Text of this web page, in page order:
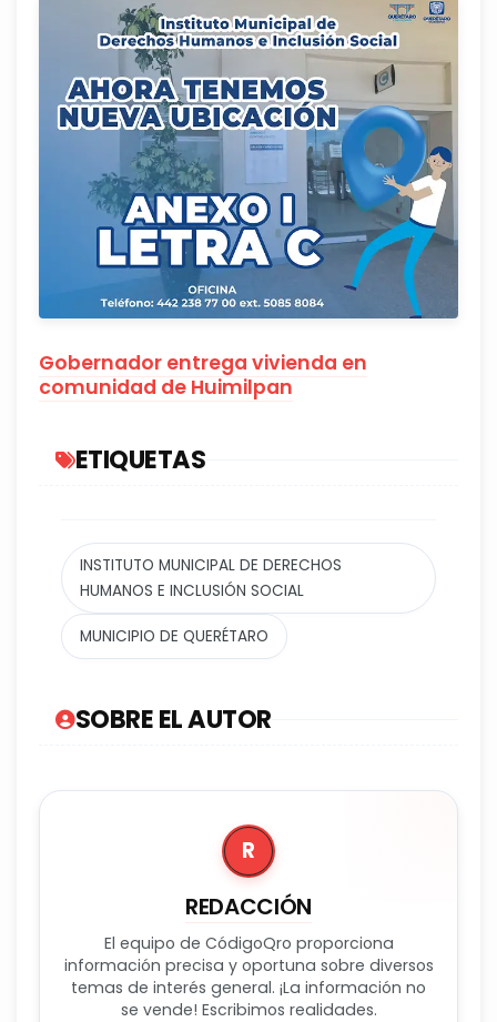
Gobernador entrega vivienda en
comunidad de Huimilpan
ETIQUETAS
INSTITUTO MUNICIPAL DE DERECHOS
HUMANOS E INCLUSIÓN SOCIAL
MUNICIPIO DE QUERÉTARO
SOBRE EL AUTOR
R
REDACCIÓN
El equipo de CódigoQro proporciona
información precisa y oportuna sobre diversos
temas de interés general. ¡La información no
se vende! Escribimos realidades.